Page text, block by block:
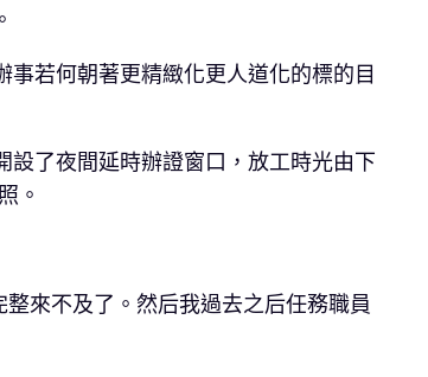
若何朝著更精緻化更人道化的標的目
了夜間延時辦證窗口，放工時光由下
。
來不及了。然后我過去之后任務職員